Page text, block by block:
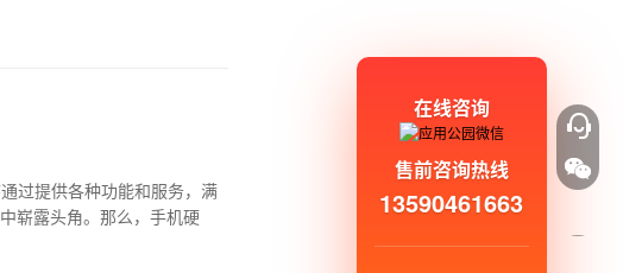
过提供各种功能和服务，满
崭露头角。那么，手机硬
在线咨询
售前咨询热线
13590461663